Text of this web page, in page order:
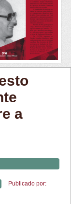
a
Publicado por: